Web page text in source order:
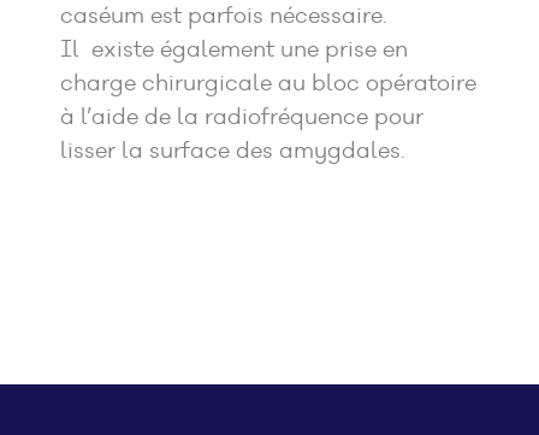
caséum est parfois nécessaire.
Il existe également une prise en
charge chirurgicale au bloc opératoire
à l’aide de la radiofréquence pour
lisser la surface des amygdales.